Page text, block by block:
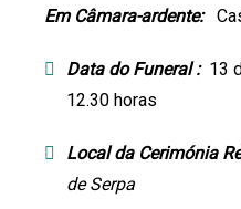
Em Câmara-ardente:
Data do Funeral : 13
12.30 horas
Local da Cerimónia
de Serpa